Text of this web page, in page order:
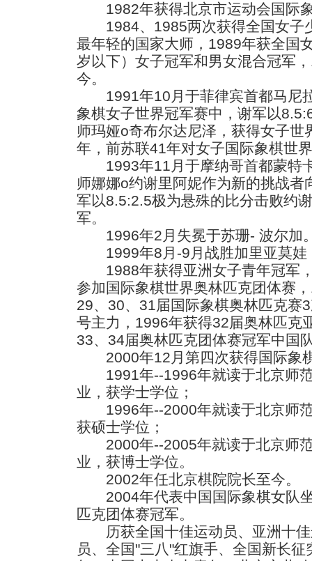
1982年获得北京市运动会国际
1984、1985两次获得全国女子
最年轻的国家大师，1989年获全国
岁以下）女子冠军和男女混合冠军
今。
1991年10月于菲律宾首都马尼
象棋女子世界冠军赛中，谢军以
师玛娅o奇布尔达尼泽，获得女子世
年，前苏联41年对女子国际象棋世
1993年11月于摩纳哥首都蒙特
师娜娜o约谢里阿妮作为新的挑战者
军以8.5:2.5极为悬殊的比分击败约
军。
1996年2月失冕于苏珊- 波尔加
1999年8月-9月战胜加里亚莫娃
1988年获得亚洲女子青年冠军，
参加国际象棋世界奥林匹克团体赛
29、30、31届国际象棋奥林匹克赛
号主力，1996年获得32届奥林匹克
33、34届奥林匹克团体赛冠军中国
2000年12月第四次获得国际象
1991年--1996年就读于北京师范
业，获学士学位；
1996年--2000年就读于北京师范
获硕士学位；
2000年--2005年就读于北京师范
业，获博士学位。
2002年任北京棋院院长至今。
2004年代表中国国际象棋女队坐
匹克团体赛冠军。
历获全国十佳运动员、亚洲十佳
员、全国"三八"红旗手、全国新长